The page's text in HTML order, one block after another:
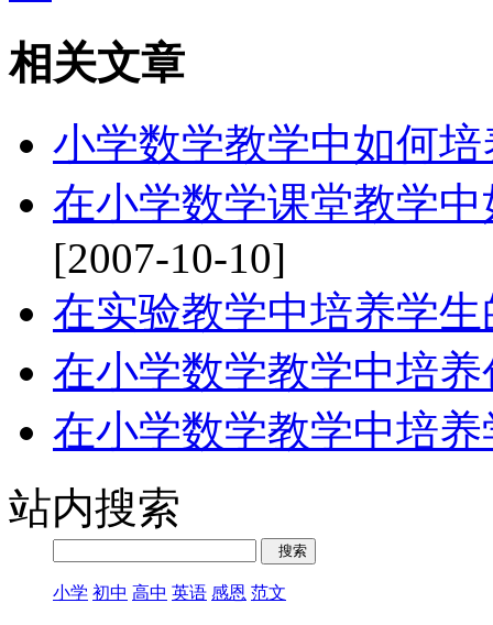
相关文章
小学数学教学中如何
在小学数学课堂教学
[2007-10-10]
在实验教学中培养学
在小学数学教学中培
在小学数学教学中培
站内搜索
小学 初中 高中 英语 感恩 范文